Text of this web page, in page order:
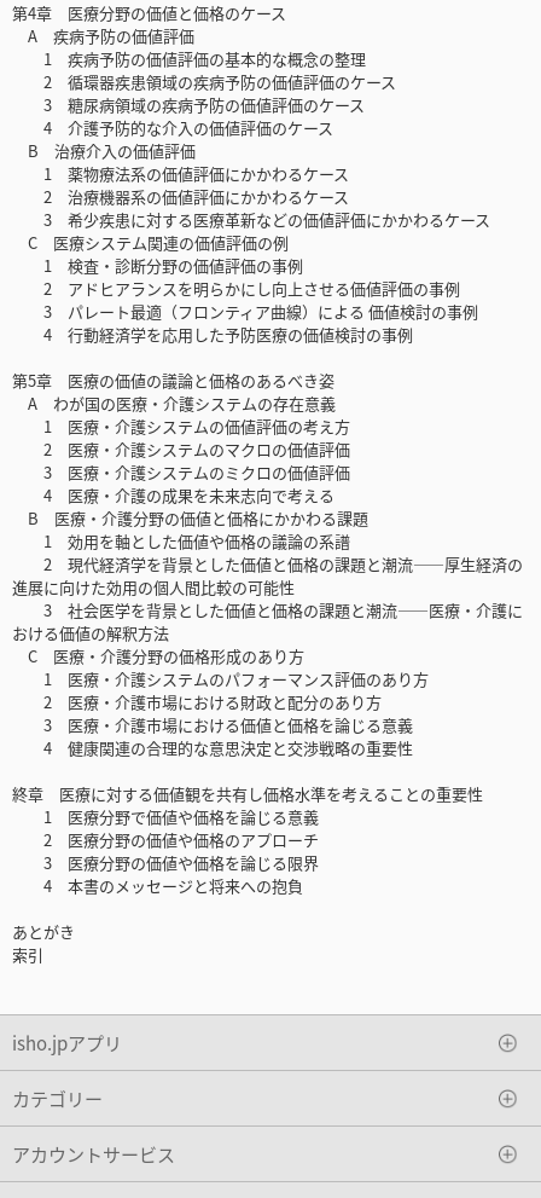
第4章 医療分野の価値と価格のケース
A 疾病予防の価値評価
1 疾病予防の価値評価の基本的な概念の整理
2 循環器疾患領域の疾病予防の価値評価のケース
3 糖尿病領域の疾病予防の価値評価のケース
4 介護予防的な介入の価値評価のケース
B 治療介入の価値評価
1 薬物療法系の価値評価にかかわるケース
2 治療機器系の価値評価にかかわるケース
3 希少疾患に対する医療革新などの価値評価にかかわるケース
C 医療システム関連の価値評価の例
1 検査・診断分野の価値評価の事例
2 アドヒアランスを明らかにし向上させる価値評価の事例
3 パレート最適（フロンティア曲線）による 価値検討の事例
4 行動経済学を応用した予防医療の価値検討の事例
第5章 医療の価値の議論と価格のあるべき姿
A わが国の医療・介護システムの存在意義
1 医療・介護システムの価値評価の考え方
2 医療・介護システムのマクロの価値評価
3 医療・介護システムのミクロの価値評価
4 医療・介護の成果を未来志向で考える
B 医療・介護分野の価値と価格にかかわる課題
1 効用を軸とした価値や価格の議論の系譜
2 現代経済学を背景とした価値と価格の課題と潮流――厚生経済の
進展に向けた効用の個人間比較の可能性
3 社会医学を背景とした価値と価格の課題と潮流――医療・介護に
おける価値の解釈方法
C 医療・介護分野の価格形成のあり方
1 医療・介護システムのパフォーマンス評価のあり方
2 医療・介護市場における財政と配分のあり方
3 医療・介護市場における価値と価格を論じる意義
4 健康関連の合理的な意思決定と交渉戦略の重要性
終章 医療に対する価値観を共有し価格水準を考えることの重要性
1 医療分野で価値や価格を論じる意義
2 医療分野の価値や価格のアプローチ
3 医療分野の価値や価格を論じる限界
4 本書のメッセージと将来への抱負
あとがき
索引
isho.jpアプリ
カテゴリー
アカウントサービス